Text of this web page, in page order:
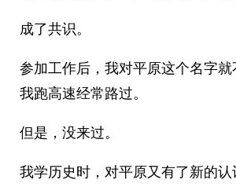
成了共识。
参加工作后，我对平原这个名字
我跑高速经常路过。
但是，没来过。
我学历史时，对平原又有了新的认